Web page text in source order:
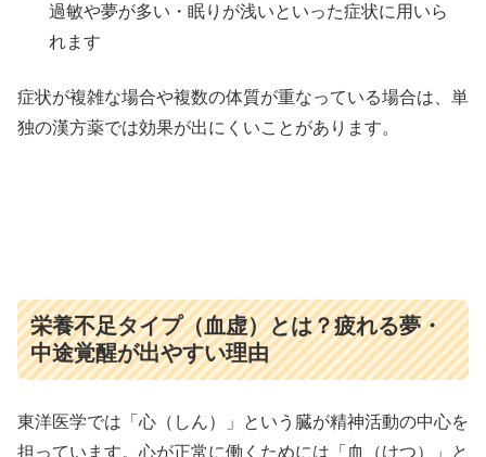
過敏や夢が多い・眠りが浅いといった症状に用いら
れます
症状が複雑な場合や複数の体質が重なっている場合は、単
独の漢方薬では効果が出にくいことがあります。
栄養不足タイプ（血虚）とは？疲れる夢・
中途覚醒が出やすい理由
東洋医学では「心（しん）」という臓が精神活動の中心を
担っています。心が正常に働くためには「血（けつ）」と